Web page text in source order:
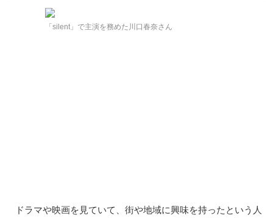
「silent」で主演を務めた川口春奈さん
ドラマや映画を見ていて、街や地域に興味を持ったという人